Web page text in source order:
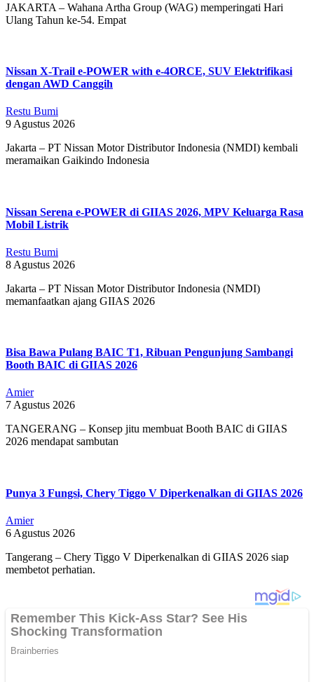
JAKARTA – Wahana Artha Group (WAG) memperingati Hari
Ulang Tahun ke-54. Empat
Nissan X-Trail e-POWER with e-4ORCE, SUV Elektrifikasi
dengan AWD Canggih
Restu Bumi
9 Agustus 2026
Jakarta – PT Nissan Motor Distributor Indonesia (NMDI) kembali
meramaikan Gaikindo Indonesia
Nissan Serena e-POWER di GIIAS 2026, MPV Keluarga Rasa
Mobil Listrik
Restu Bumi
8 Agustus 2026
Jakarta – PT Nissan Motor Distributor Indonesia (NMDI)
memanfaatkan ajang GIIAS 2026
Bisa Bawa Pulang BAIC T1, Ribuan Pengunjung Sambangi
Booth BAIC di GIIAS 2026
Amier
7 Agustus 2026
TANGERANG – Konsep jitu membuat Booth BAIC di GIIAS
2026 mendapat sambutan
Punya 3 Fungsi, Chery Tiggo V Diperkenalkan di GIIAS 2026
Amier
6 Agustus 2026
Tangerang – Chery Tiggo V Diperkenalkan di GIIAS 2026 siap
membetot perhatian.